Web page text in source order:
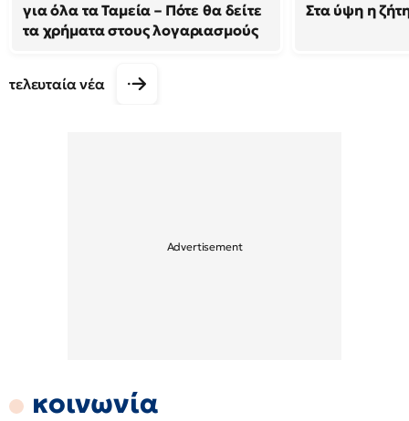
για όλα τα Ταμεία – Πότε θα δείτε
τα χρήματα στους λογαριασμούς
Στα ύψη η
τελευταία νέα
κοινωνία